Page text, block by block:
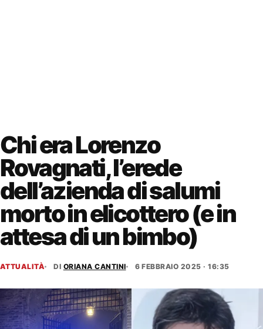
Chi era Lorenzo
Rovagnati, l’erede
dell’azienda di salumi
morto in elicottero (e in
attesa di un bimbo)
ATTUALITÀ DI ORIANA CANTINI 6 FEBBRAIO 2025 · 16:35